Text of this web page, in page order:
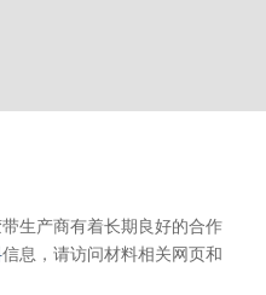
生产商有着长期良好的合作
信息，请访问材料相关网页和